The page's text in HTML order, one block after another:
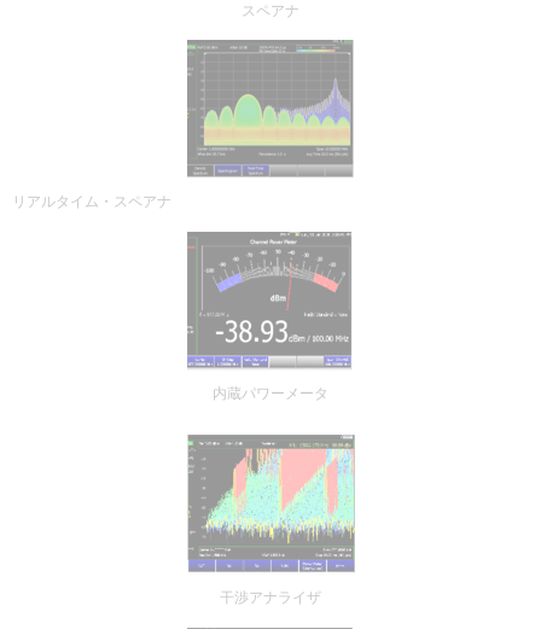
スペアナ
リアルタイム・スペアナ
内蔵パワーメータ
干渉アナライザ